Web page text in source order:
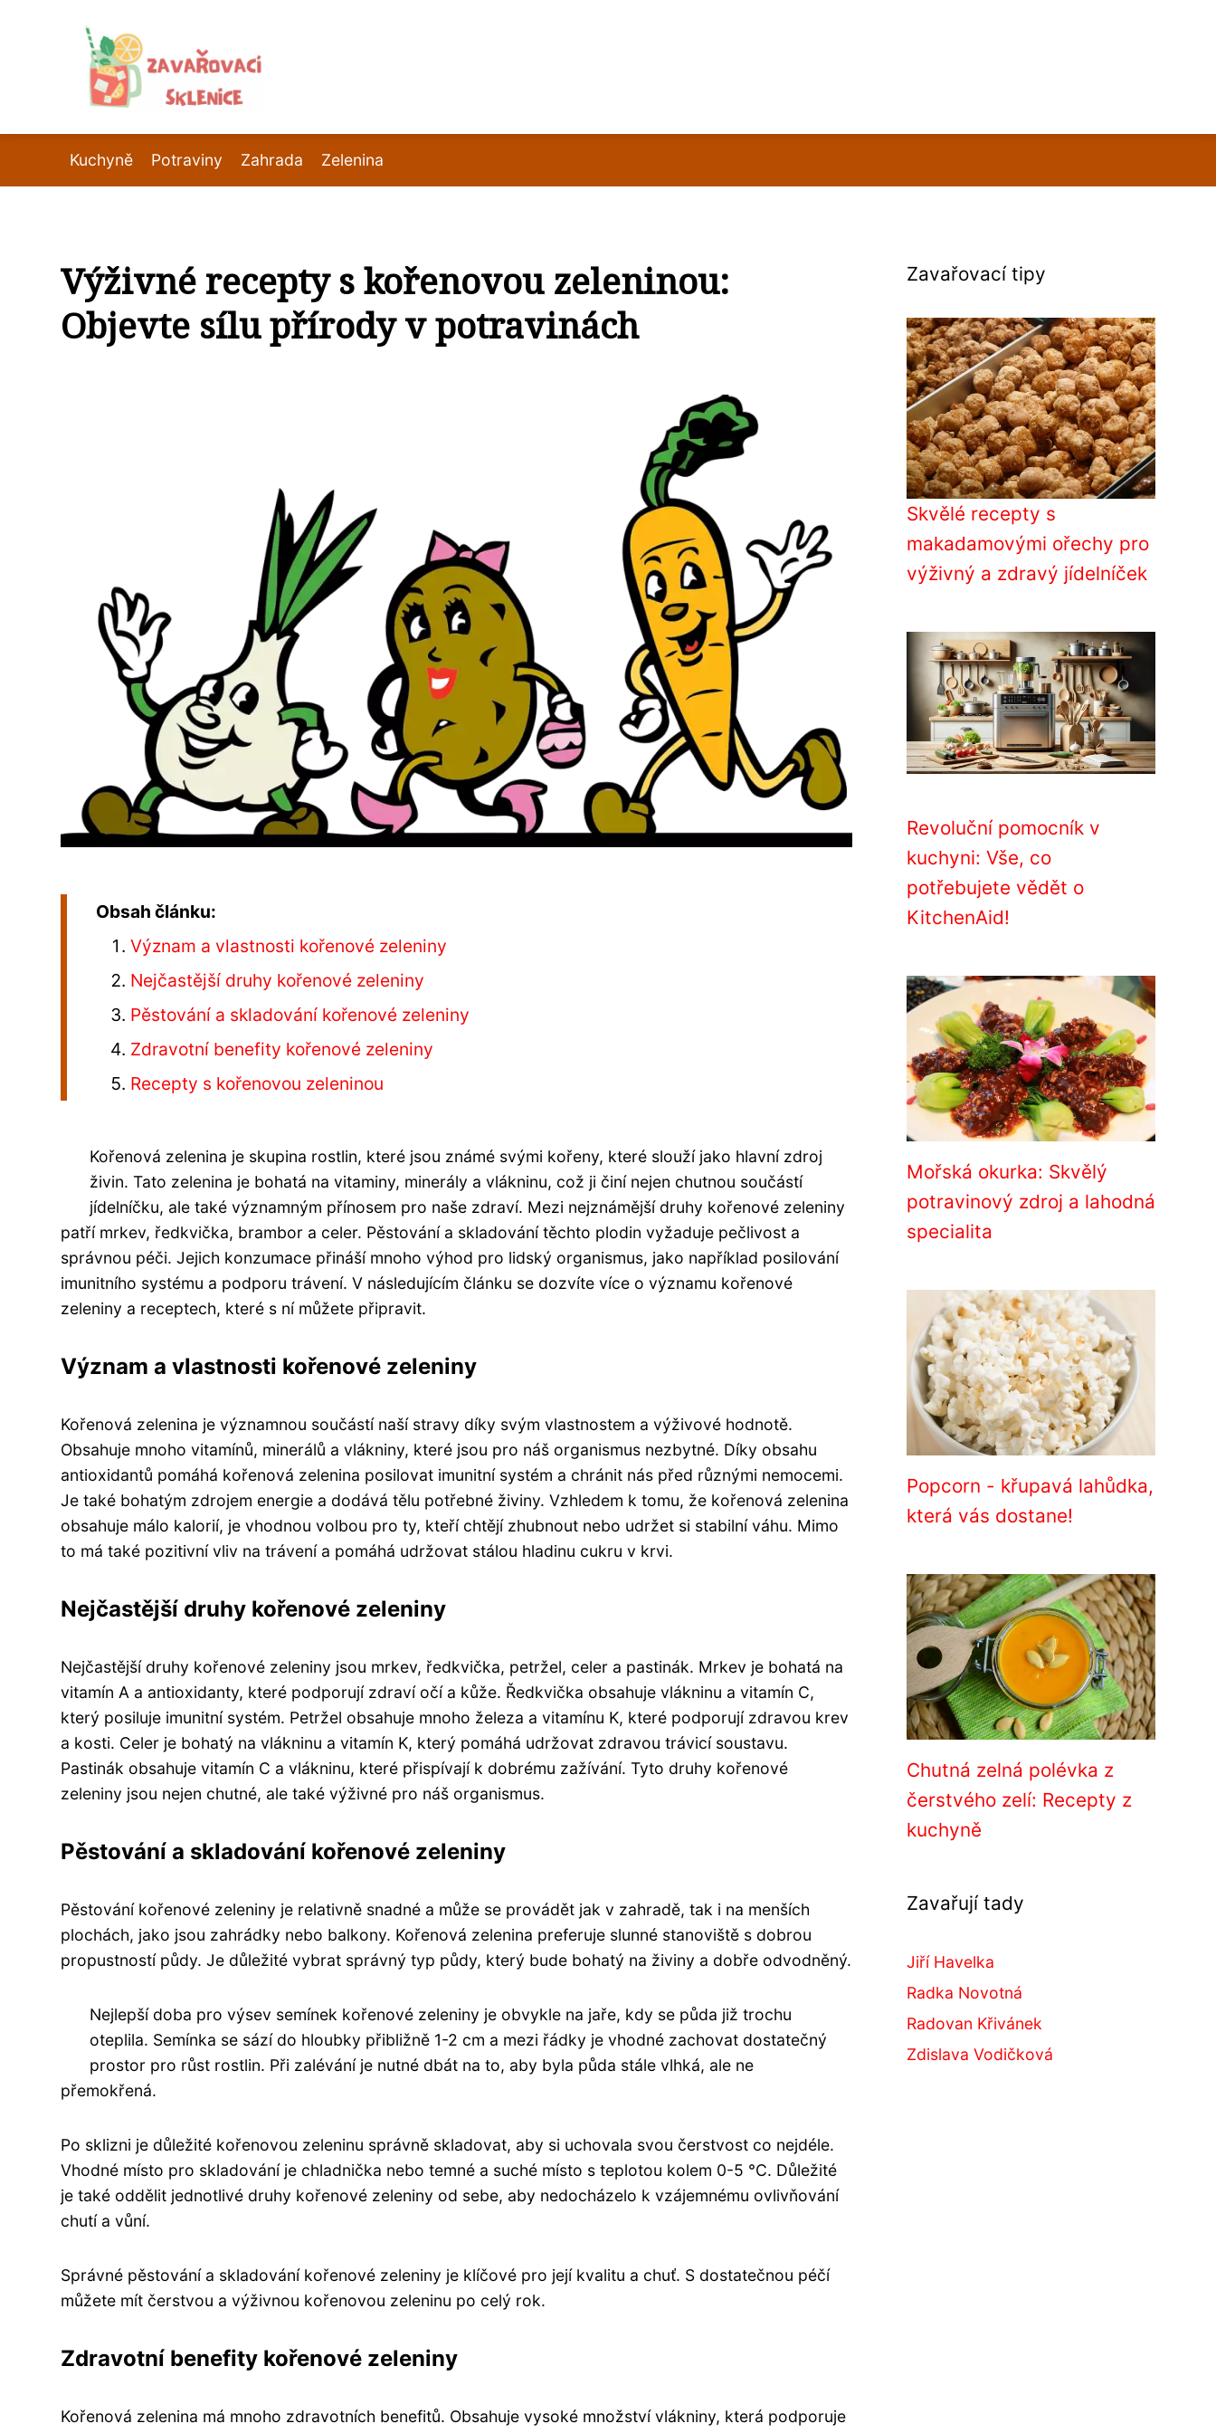
Kuchyně Potraviny Zahrada Zelenina
Výživné recepty s kořenovou zeleninou:
Objevte sílu přírody v potravinách
Obsah článku:
Význam a vlastnosti kořenové zeleniny
Nejčastější druhy kořenové zeleniny
Pěstování a skladování kořenové zeleniny
Zdravotní benefity kořenové zeleniny
Recepty s kořenovou zeleninou
Kořenová zelenina je skupina rostlin, které jsou známé svými kořeny, které slouží jako hlavní zdroj
živin. Tato zelenina je bohatá na vitaminy, minerály a vlákninu, což ji činí nejen chutnou součástí
jídelníčku, ale také významným přínosem pro naše zdraví. Mezi nejznámější druhy kořenové zeleniny
patří mrkev, ředkvička, brambor a celer. Pěstování a skladování těchto plodin vyžaduje pečlivost a
správnou péči. Jejich konzumace přináší mnoho výhod pro lidský organismus, jako například posilování
imunitního systému a podporu trávení. V následujícím článku se dozvíte více o významu kořenové
zeleniny a receptech, které s ní můžete připravit.
Význam a vlastnosti kořenové zeleniny
Kořenová zelenina je významnou součástí naší stravy díky svým vlastnostem a výživové hodnotě.
Obsahuje mnoho vitamínů, minerálů a vlákniny, které jsou pro náš organismus nezbytné. Díky obsahu
antioxidantů pomáhá kořenová zelenina posilovat imunitní systém a chránit nás před různými nemocemi.
Je také bohatým zdrojem energie a dodává tělu potřebné živiny. Vzhledem k tomu, že kořenová zelenina
obsahuje málo kalorií, je vhodnou volbou pro ty, kteří chtějí zhubnout nebo udržet si stabilní váhu. Mimo
to má také pozitivní vliv na trávení a pomáhá udržovat stálou hladinu cukru v krvi.
Nejčastější druhy kořenové zeleniny
Nejčastější druhy kořenové zeleniny jsou mrkev, ředkvička, petržel, celer a pastinák. Mrkev je bohatá na
vitamín A a antioxidanty, které podporují zdraví očí a kůže. Ředkvička obsahuje vlákninu a vitamín C,
který posiluje imunitní systém. Petržel obsahuje mnoho železa a vitamínu K, které podporují zdravou krev
a kosti. Celer je bohatý na vlákninu a vitamín K, který pomáhá udržovat zdravou trávicí soustavu.
Pastinák obsahuje vitamín C a vlákninu, které přispívají k dobrému zažívání. Tyto druhy kořenové
zeleniny jsou nejen chutné, ale také výživné pro náš organismus.
Pěstování a skladování kořenové zeleniny
Pěstování kořenové zeleniny je relativně snadné a může se provádět jak v zahradě, tak i na menších
plochách, jako jsou zahrádky nebo balkony. Kořenová zelenina preferuje slunné stanoviště s dobrou
propustností půdy. Je důležité vybrat správný typ půdy, který bude bohatý na živiny a dobře odvodněný.
Nejlepší doba pro výsev semínek kořenové zeleniny je obvykle na jaře, kdy se půda již trochu
oteplila. Semínka se sází do hloubky přibližně 1-2 cm a mezi řádky je vhodné zachovat dostatečný
prostor pro růst rostlin. Při zalévání je nutné dbát na to, aby byla půda stále vlhká, ale ne
přemokřená.
Po sklizni je důležité kořenovou zeleninu správně skladovat, aby si uchovala svou čerstvost co nejdéle.
Vhodné místo pro skladování je chladnička nebo temné a suché místo s teplotou kolem 0-5 °C. Důležité
je také oddělit jednotlivé druhy kořenové zeleniny od sebe, aby nedocházelo k vzájemnému ovlivňování
chutí a vůní.
Správné pěstování a skladování kořenové zeleniny je klíčové pro její kvalitu a chuť. S dostatečnou péčí
můžete mít čerstvou a výživnou kořenovou zeleninu po celý rok.
Zdravotní benefity kořenové zeleniny
Kořenová zelenina má mnoho zdravotních benefitů. Obsahuje vysoké množství vlákniny, která podporuje
Zavařovací tipy
Skvělé recepty s
makadamovými ořechy pro
výživný a zdravý jídelníček
Revoluční pomocník v
kuchyni: Vše, co
potřebujete vědět o
KitchenAid!
Mořská okurka: Skvělý
potravinový zdroj a lahodná
specialita
Popcorn - křupavá lahůdka,
která vás dostane!
Chutná zelná polévka z
čerstvého zelí: Recepty z
kuchyně
Zavařují tady
Jiří Havelka
Radka Novotná
Radovan Křivánek
Zdislava Vodičková